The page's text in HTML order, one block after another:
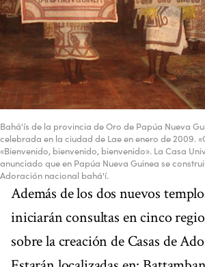
Bahá'ís de la provincia de Oro de Papúa Nueva
celebrada en la ciudad de Lae en enero de 2009.
«Bienvenido, bienvenido, bienvenido». La Casa
anunciado que en Papúa Nueva Guinea se
Adoración nacional bahá'í.
Además de los dos nuevos
iniciarán consultas en cinco
sobre la creación de Casas de